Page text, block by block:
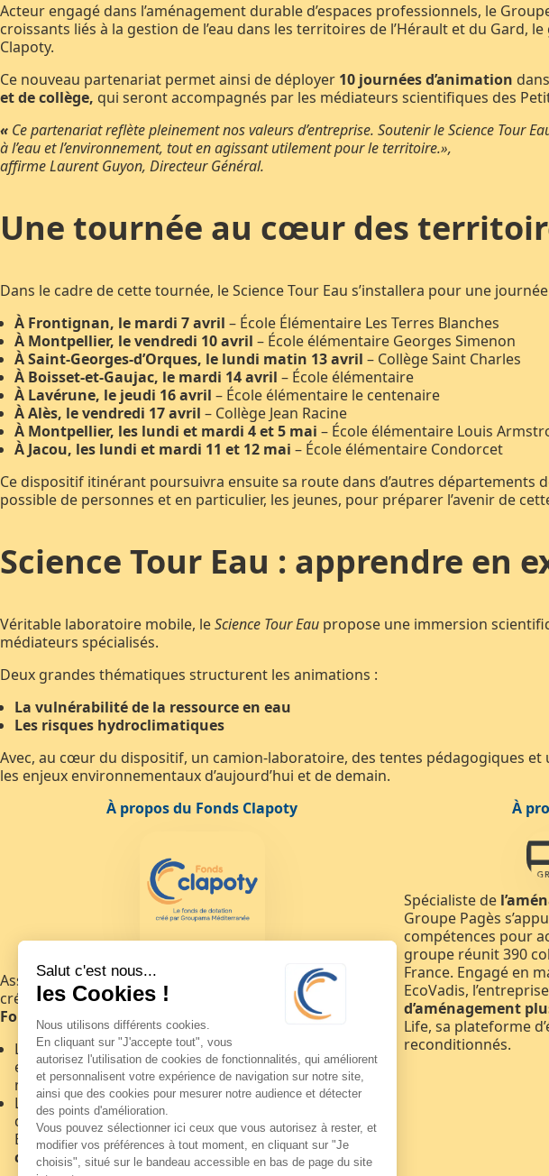
Acteur engagé dans l’aménagement durable d’espaces professionnels, le
croissants liés à la gestion de l’eau dans les territoires de l’Hérault et du Gard,
Clapoty.
Ce nouveau partenariat permet ainsi de déployer 10 journées d’animation
et de collège, qui seront accompagnés par les médiateurs scientifiques des
« Ce partenariat reflète pleinement nos valeurs d’entreprise. Soutenir le Science Tour
à l’eau et l’environnement, tout en agissant utilement pour le territoire.»,
affirme Laurent Guyon, Directeur Général.
Une tournée au cœur des
Dans le cadre de cette tournée, le Science Tour Eau s’installera pour une
À Frontignan, le mardi 7 avril – École Élémentaire Les Terres Blanches
À Montpellier, le vendredi 10 avril – École élémentaire Georges Simenon
À Saint-Georges-d’Orques, le lundi matin 13 avril – Collège Saint Charles
À Boisset-et-Gaujac, le mardi 14 avril – École élémentaire
À Lavérune, le jeudi 16 avril – École élémentaire le centenaire
À Alès, le vendredi 17 avril – Collège Jean Racine
À Montpellier, les lundi et mardi 4 et 5 mai – École élémentaire Louis
À Jacou, les lundi et mardi 11 et 12 mai – École élémentaire Condorcet
Ce dispositif itinérant poursuivra ensuite sa route dans d’autres départements
possible de personnes et en particulier, les jeunes, pour préparer l’avenir de
Science Tour Eau : apprendre en
Véritable laboratoire mobile, leScience Tour Eau propose une immersion
médiateurs spécialisés.
Deux grandes thématiques structurent les animations :
La vulnérabilité de la ressource en eau
Les risques hydroclimatiques
Avec, au cœur du dispositif, un camion-laboratoire, des tentes pédagogiques
les enjeux environnementaux d’aujourd’hui et de demain.
À propos du Fonds Clapoty
Assureur mutualiste engagé, Groupama Méditerranée
créé leFonds Clapotypour compléter l’action de sa
Fondation de l’Eau.
Le Fonds Clapoty soutient des initiatives pédagogiques
et de sensibilisation grand public, en fédérant des
mécènes autour de projets pré-identifiés.
La Fondation de l’Eau Groupama Méditerranée finance
des projets de recherche et d’action sur le terrain.
Ensemble, ils portent une même ambition :mieux
comprendre l’eau pour mieux la préserver.
À
Spécialiste de
Groupe Pagès
compétences pour
groupe réunit 390
France. Engagé en
EcoVadis,
d’aménagement
Life, sa plateforme
reconditionnés.